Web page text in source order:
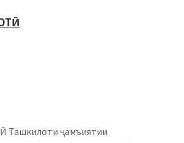
Ташкилоти ҷамъиятии